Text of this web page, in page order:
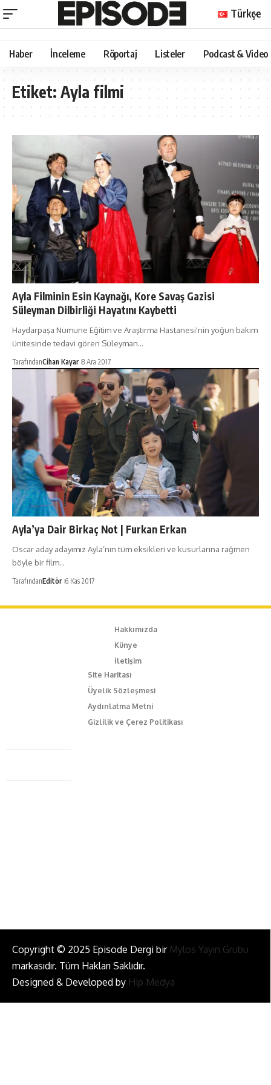
Türkçe
Haber İnceleme Röportaj Listeler Podcast & Video
Etiket:Ayla filmi
Ayla Filminin Esin Kaynağı, Kore Savaş Gazisi
Süleyman Dilbirliği Hayatını Kaybetti
Haydarpaşa Numune Eğitim ve Araştırma Hastanesi'nin yoğun bakım
ünitesinde tedavi gören Süleyman…
TarafındanCihan Kayar 8 Ara 2017
Ayla’ya Dair Birkaç Not | Furkan Erkan
Oscar aday adayımız Ayla’nın tüm eksikleri ve kusurlarına rağmen
böyle bir film…
TarafındanEditör 6 Kas 2017
Hakkımızda
Künye
İletişim
Site Haritası
Üyelik Sözleşmesi
Aydınlatma Metni
Gizlilik ve Çerez Politikası
Caferağa Mah. Dr. Şakir Paşa Sok. No3/A Kadıköy İstanbul
+90 543 345 46 00
Copyright © 2025 Episode Dergi bir Mylos Yayın Grubu
markasıdır. Tüm Hakları Saklıdır.
Designed & Developed by Hip Medya